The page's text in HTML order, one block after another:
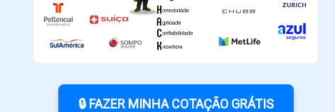
🔒 FAZER MINHA COTAÇÃO GRÁTIS